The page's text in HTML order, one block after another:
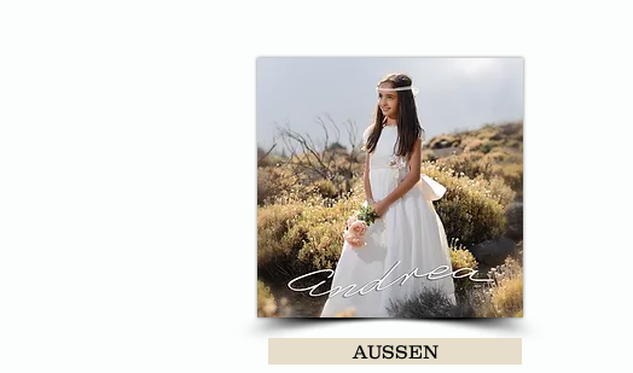
teide foto
Kommunionsstudio adeje
AUSSEN